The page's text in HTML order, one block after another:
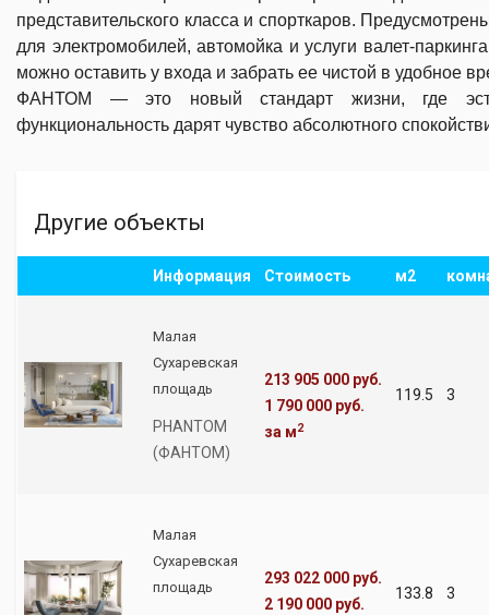
представительского класса и спорткаров.
для электромобилей, автомойка и услуги валет-
можно оставить у входа и забрать ее чистой в удобное
ФАНТОМ — это новый стандарт жизни, где
функциональность дарят чувство абсолютного
Другие объекты
Информация Стоимость м2
Малая
Сухаревская
площадь
PHANTOM
(ФАНТОМ)
213 905 000 руб.
1 790 000 руб.
за м2
119.5 3
Малая
Сухаревская
площадь
293 022 000 руб.
2 190 000 руб.
133.8 3